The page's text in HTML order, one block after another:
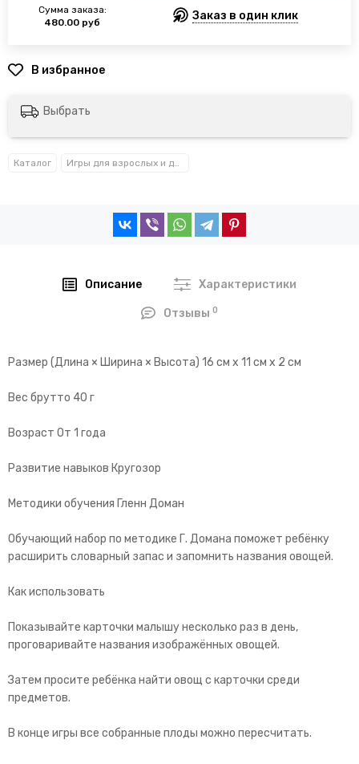
Сумма заказа:
480.00 руб
Заказ в один клик
Выбрать
Каталог Игры для взрослых и детей
Описание Характеристики
Отзывы0
Размер (Длина × Ширина × Высота) 16 см х 11 см х 2 см
Вес брутто 40 г
Возраст От 1 года
Развитие навыков Кругозор
Методики обучения Гленн Доман
Обучающий набор по методике Г. Домана поможет ребёнку
расширить словарный запас и запомнить названия овощей.
Как использовать
Показывайте карточки малышу несколько раз в день,
проговаривайте названия изображённых овощей.
Затем просите ребёнка найти овощ с карточки среди
предметов.
В конце игры все собранные плоды можно пересчитать.